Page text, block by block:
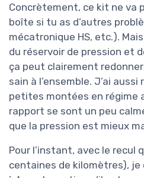
Concrètement, ce kit ne va
boîte si tu as d’autres
mécatronique HS, etc.).
du réservoir de pression et
ça peut clairement
sain à l’ensemble. J’ai
petites montées en régime
rapport se sont un peu
que la pression est mieux
Pour l’instant, avec le recul
centaines de kilomètres), je